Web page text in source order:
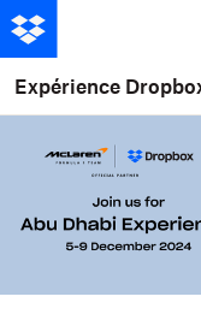
Expérience